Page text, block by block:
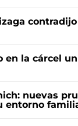
en la cárcel
nuevas
entorno